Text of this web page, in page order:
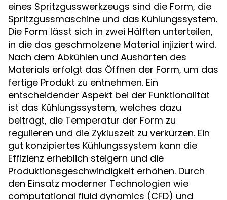
eines Spritzgusswerkzeugs sind die Form, die
Spritzgussmaschine und das Kühlungssystem.
Die Form lässt sich in zwei Hälften unterteilen,
in die das geschmolzene Material injiziert wird.
Nach dem Abkühlen und Aushärten des
Materials erfolgt das Öffnen der Form, um das
fertige Produkt zu entnehmen. Ein
entscheidender Aspekt bei der Funktionalität
ist das Kühlungssystem, welches dazu
beiträgt, die Temperatur der Form zu
regulieren und die Zykluszeit zu verkürzen. Ein
gut konzipiertes Kühlungssystem kann die
Effizienz erheblich steigern und die
Produktionsgeschwindigkeit erhöhen. Durch
den Einsatz moderner Technologien wie
computational fluid dynamics (CFD) und